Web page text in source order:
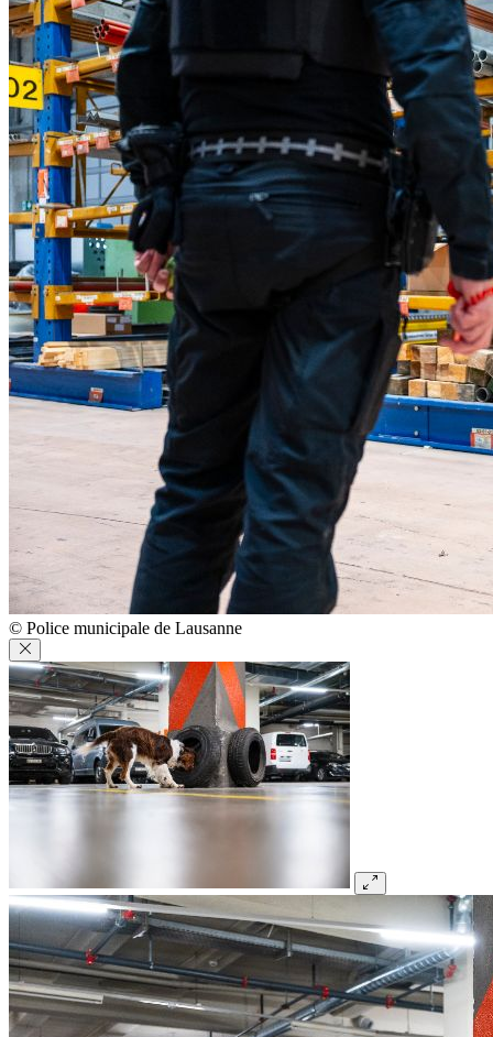
© Police municipale de Lausanne